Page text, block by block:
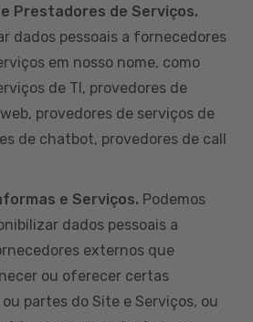
Prestadores de Serviços.
dados pessoais a fornecedores
em nosso nome, como
de TI, provedores de
provedores de serviços de
de chatbot, provedores de call
e Serviços. Podemos
dados pessoais a
externos que
ou oferecer certas
partes do Site e Serviços, ou